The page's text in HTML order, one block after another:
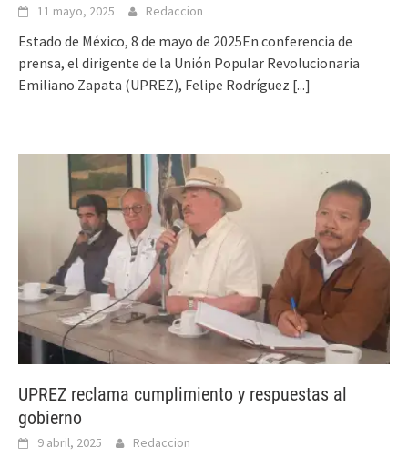
11 mayo, 2025 Redaccion
Estado de México, 8 de mayo de 2025En conferencia de
prensa, el dirigente de la Unión Popular Revolucionaria
Emiliano Zapata (UPREZ), Felipe Rodríguez [...]
UPREZ reclama cumplimiento y respuestas al
gobierno
9 abril, 2025 Redaccion